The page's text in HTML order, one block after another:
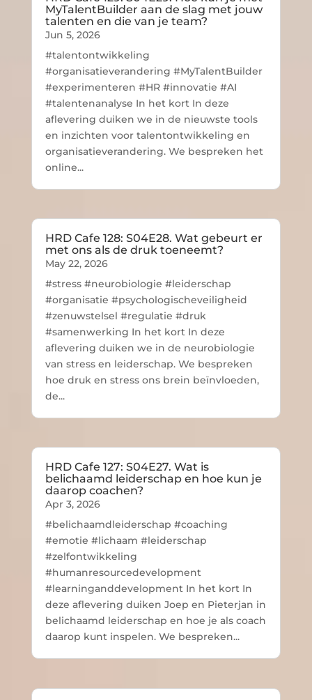
MyTalentBuilder aan de slag met jouw
talenten en die van je team?
Jun 5, 2026
#talentontwikkeling
#organisatieverandering #MyTalentBuilder
#experimenteren #HR #innovatie #AI
#talentenanalyse In het kort In deze
aflevering duiken we in de nieuwste tools
en inzichten voor talentontwikkeling en
organisatieverandering. We bespreken het
online...
HRD Cafe 128: S04E28. Wat gebeurt er
met ons als de druk toeneemt?
May 22, 2026
#stress #neurobiologie #leiderschap
#organisatie #psychologischeveiligheid
#zenuwstelsel #regulatie #druk
#samenwerking In het kort In deze
aflevering duiken we in de neurobiologie
van stress en leiderschap. We bespreken
hoe druk en stress ons brein beïnvloeden,
de...
HRD Cafe 127: S04E27. Wat is
belichaamd leiderschap en hoe kun je
daarop coachen?
Apr 3, 2026
#belichaamdleiderschap #coaching
#emotie #lichaam #leiderschap
#zelfontwikkeling
#humanresourcedevelopment
#learninganddevelopment In het kort In
deze aflevering duiken Joep en Pieterjan in
belichaamd leiderschap en hoe je als coach
daarop kunt inspelen. We bespreken...